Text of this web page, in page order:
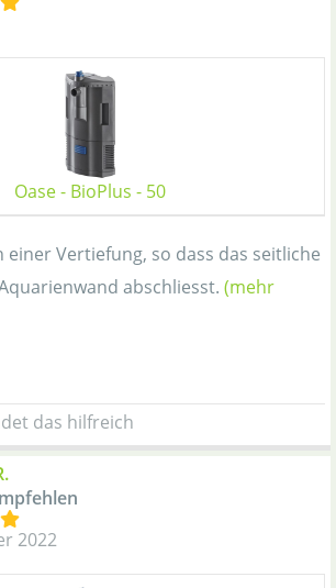
Oase - BioPlus - 50
einer Vertiefung, so dass das seitliche
abschliesst. (mehr
das hilfreich
2022